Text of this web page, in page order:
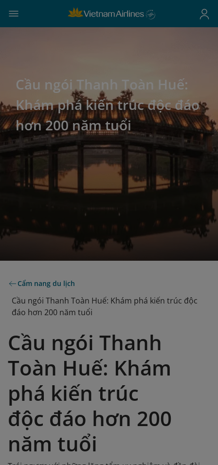
Cầu ngói Thanh Toàn Huế:
Khám phá kiến trúc độc đáo
hơn 200 năm tuổi
Cẩm nang du lịch
Cầu ngói Thanh Toàn Huế: Khám phá kiến trúc độc
đáo hơn 200 năm tuổi
Cầu ngói Thanh
Toàn Huế: Khám
phá kiến trúc
độc đáo hơn 200
năm tuổi